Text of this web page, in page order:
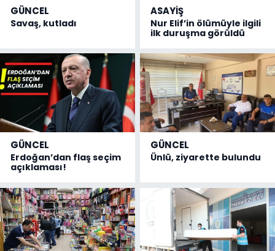
GÜNCEL
Savaş, kutladı
ASAYİŞ
Nur Elif’in ölümüyle ilgili
ilk duruşma görüldü
GÜNCEL
Erdoğan’dan flaş seçim
açıklaması!
GÜNCEL
Ünlü, ziyarette bulundu